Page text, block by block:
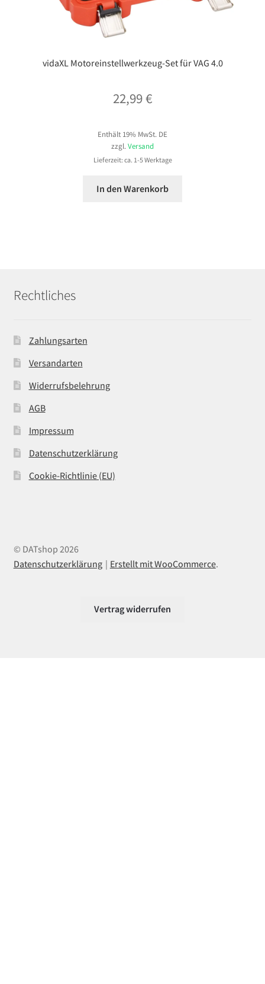
vidaXL Motoreinstellwerkzeug-Set für VAG 4.0
22,99€
Enthält 19% MwSt. DE
zzgl.Versand
Lieferzeit: ca. 1-5 Werktage
In den Warenkorb
Rechtliches
Zahlungsarten
Versandarten
Widerrufsbelehrung
AGB
Impressum
Datenschutzerklärung
Cookie-Richtlinie (EU)
© DATshop 2026
Datenschutzerklärung
Erstellt mit WooCommerce.
Vertrag widerrufen